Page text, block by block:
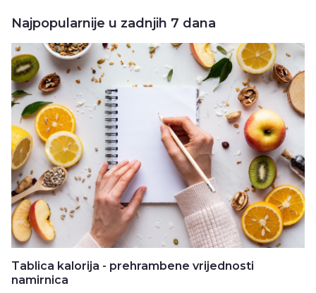
Najpopularnije u zadnjih 7 dana
Tablica kalorija - prehrambene vrijednosti
namirnica